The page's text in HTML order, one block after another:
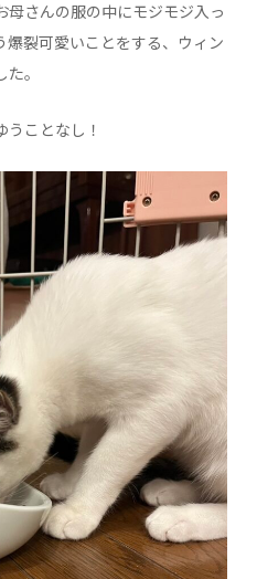
母さんの服の中にモジモジ入っ
爆裂可愛いことをする、ウィン
。
ことなし！